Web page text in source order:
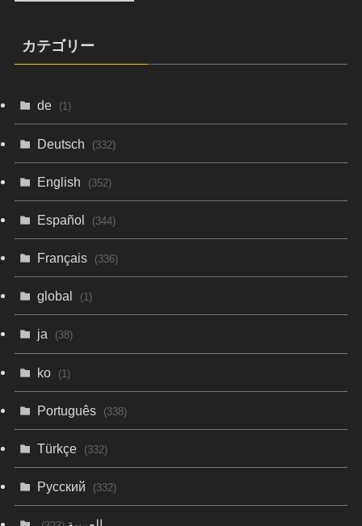
カテゴリー
de (1)
Deutsch (332)
English (352)
Español (344)
Français (336)
global (1)
ja (38)
ko (1)
Português (338)
Türkçe (332)
Русский (332)